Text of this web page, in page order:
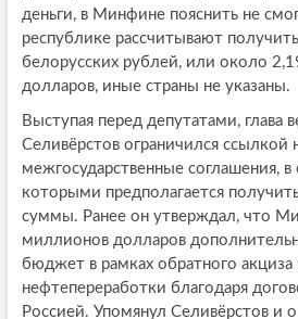
деньги, в Минфине пояснить не
республике рассчитывают
белорусских рублей, или около
долларов, иные страны не указаны.
Выступая перед депутатами, глава
Селивёрстов ограничился ссылкой
межгосударственные соглашения, в
которыми предполагается
суммы. Ранее он утверждал, что
миллионов долларов
бюджет в рамках обратного акциза
нефтепереработки благодаря
Россией. Упомянул Селивёрстов и